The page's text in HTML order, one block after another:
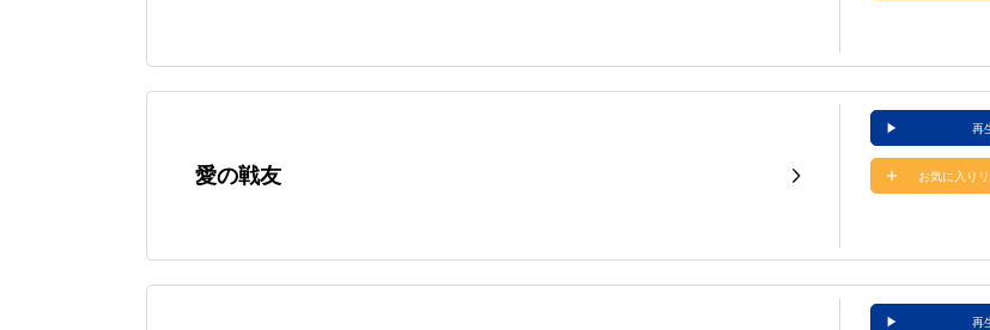
愛の戦友
再
お気に入り
再